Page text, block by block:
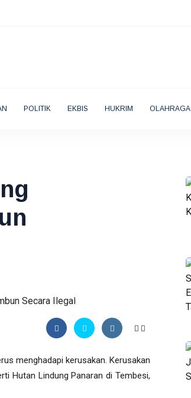
POLITIK EKBIS HUKRIM OLAHRAGA
menghadapi kerusakan. Kerusakan
Hutan Lindung Panaran di Tembesi,